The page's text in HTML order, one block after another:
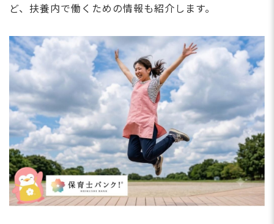
ど、扶養内で働くための情報も紹介します。